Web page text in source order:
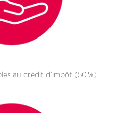
au crédit d’impôt (50 %)